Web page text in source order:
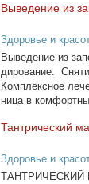
Вы­ве­де­ние из
Здоровье и
Вы­ве­де­ние из
ди­ро­ва­ние.
Ком­плекс­ное
ни­ца в
Тан­три­че­ский
Здоровье и
ТАНТРИЧЕСКИЙ